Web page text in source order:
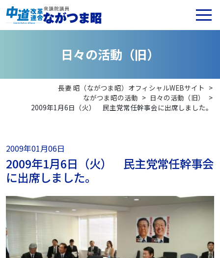
日々の活動 （旧）
長妻 昭（ながつま昭）オフィシャルWEBサイト >
ながつま昭の活動 > 日々の活動（旧）
>
2009年1月6日（火） 民主党常任幹事会に出席しました。
2009年01月06日
2009年1月6日（火） 民主党常任幹事会
に出席しました。